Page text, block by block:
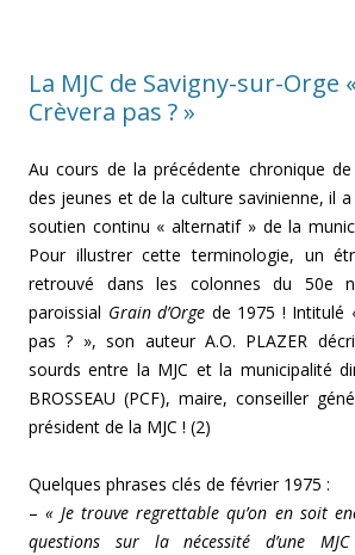
La MJC de Savigny-sur-Orge
Crèvera pas ? »
Au cours de la précédente chronique
des jeunes et de la culture savinienne, il
soutien continu « alternatif » de la
Pour illustrer cette terminologie, un
retrouvé dans les colonnes du 50e
paroissial Grain d’Orge de 1975 ! Intitulé
pas ? », son auteur A.O. PLAZER
sourds entre la MJC et la municipalité
BROSSEAU (PCF), maire, conseiller
président de la MJC ! (2)
Quelques phrases clés de février 1975 :
–« Je trouve regrettable qu’on en soit
questions sur la nécessité d’une MJC